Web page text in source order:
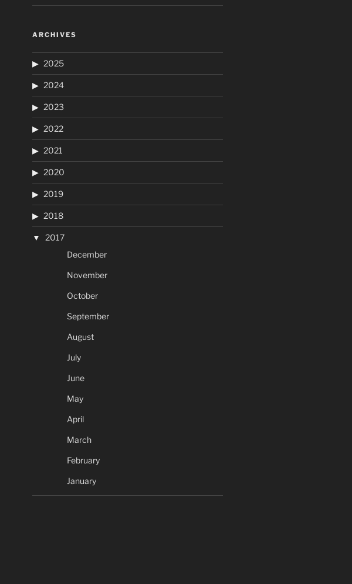
ARCHIVES
2025
2024
2023
2022
2021
2020
2019
2018
2017
December
November
October
September
August
July
June
May
April
March
February
January